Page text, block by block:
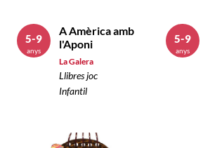
A Amèrica amb
l'Aponi
La Galera
Llibres joc
Infantil
5-9
anys
5-9
anys